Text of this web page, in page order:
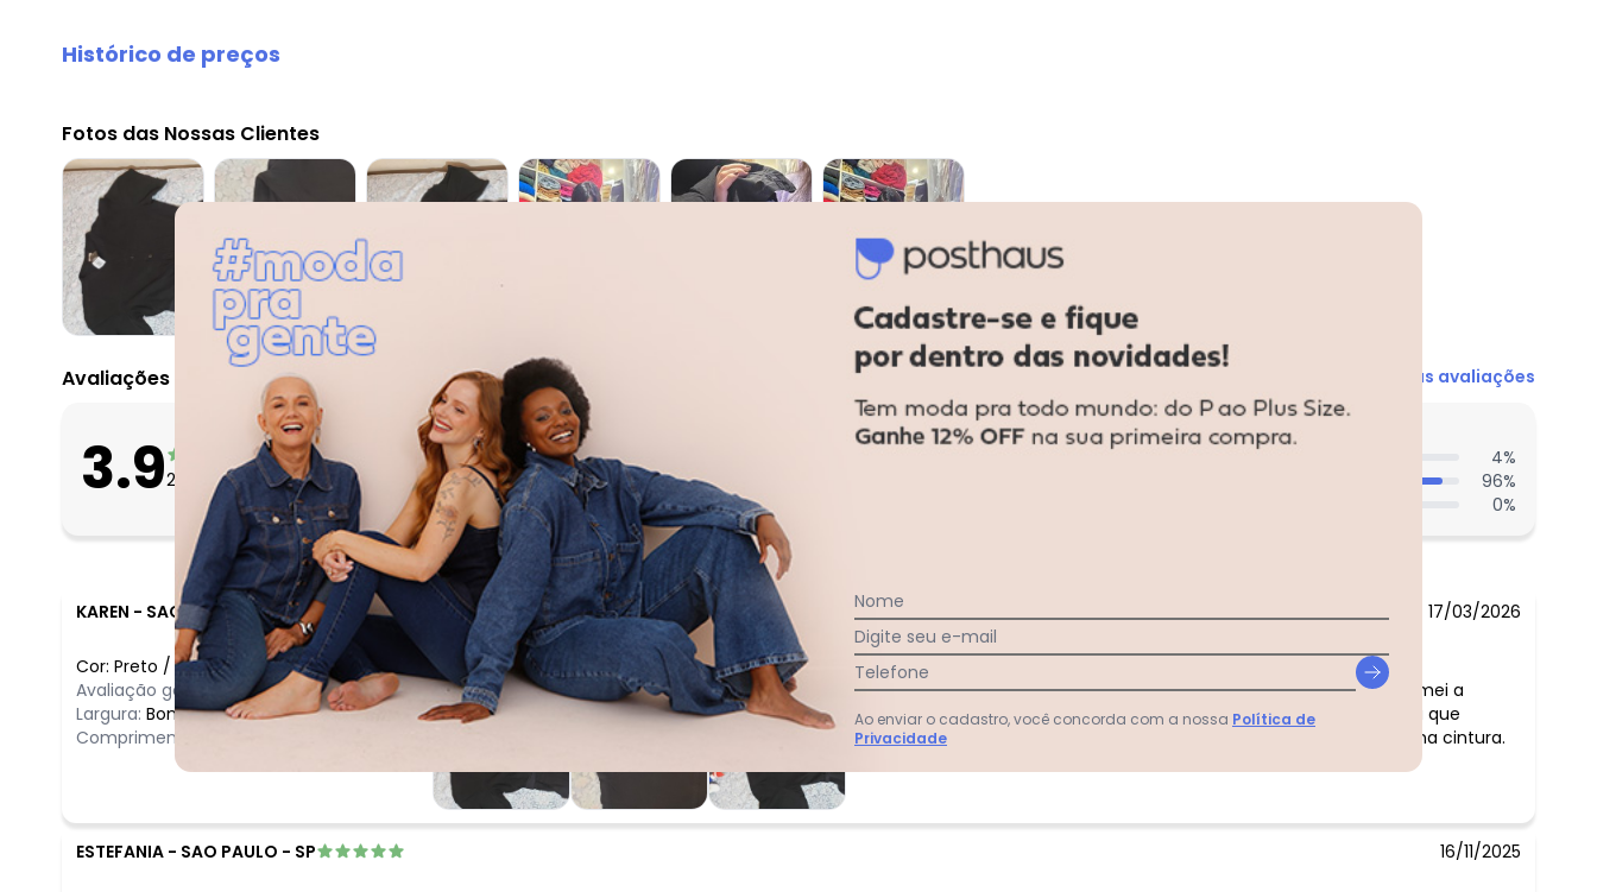
Histórico de preços
agosto/2026
julho/2026
junho/2026
maio/2026
abril/2026
março/2026
fevereiro/2026
Fotos das Nossas Clientes
Avaliações Ver todas as avaliações
3.926 avaliações
O que as clientes acharam da largura?
Apertado
Bom
Folgado
O que as clientes acharam do comprimento?
4%
96%
0%
KAREN - SAO PAULO - SP 17/03/2026
Cor: Preto /50
Avaliação geral do produto: Bom
Largura: Bom
Comprimento:
alt 164. KG 86. 112 busto.100cint. Tam50. A peça e linda. Amei a
compra. A cintura ficou bem próxima ao corpo. Gostaria que
tivesse Tam 52 e 54,assim ficaria um pouco mais largo na cintura.
ESTEFANIA - SAO PAULO - SP 16/11/2025
Nome
Digite seu e-mail
Telefone
Ao enviar o cadastro, você concorda com a nossa Política de
Privacidade